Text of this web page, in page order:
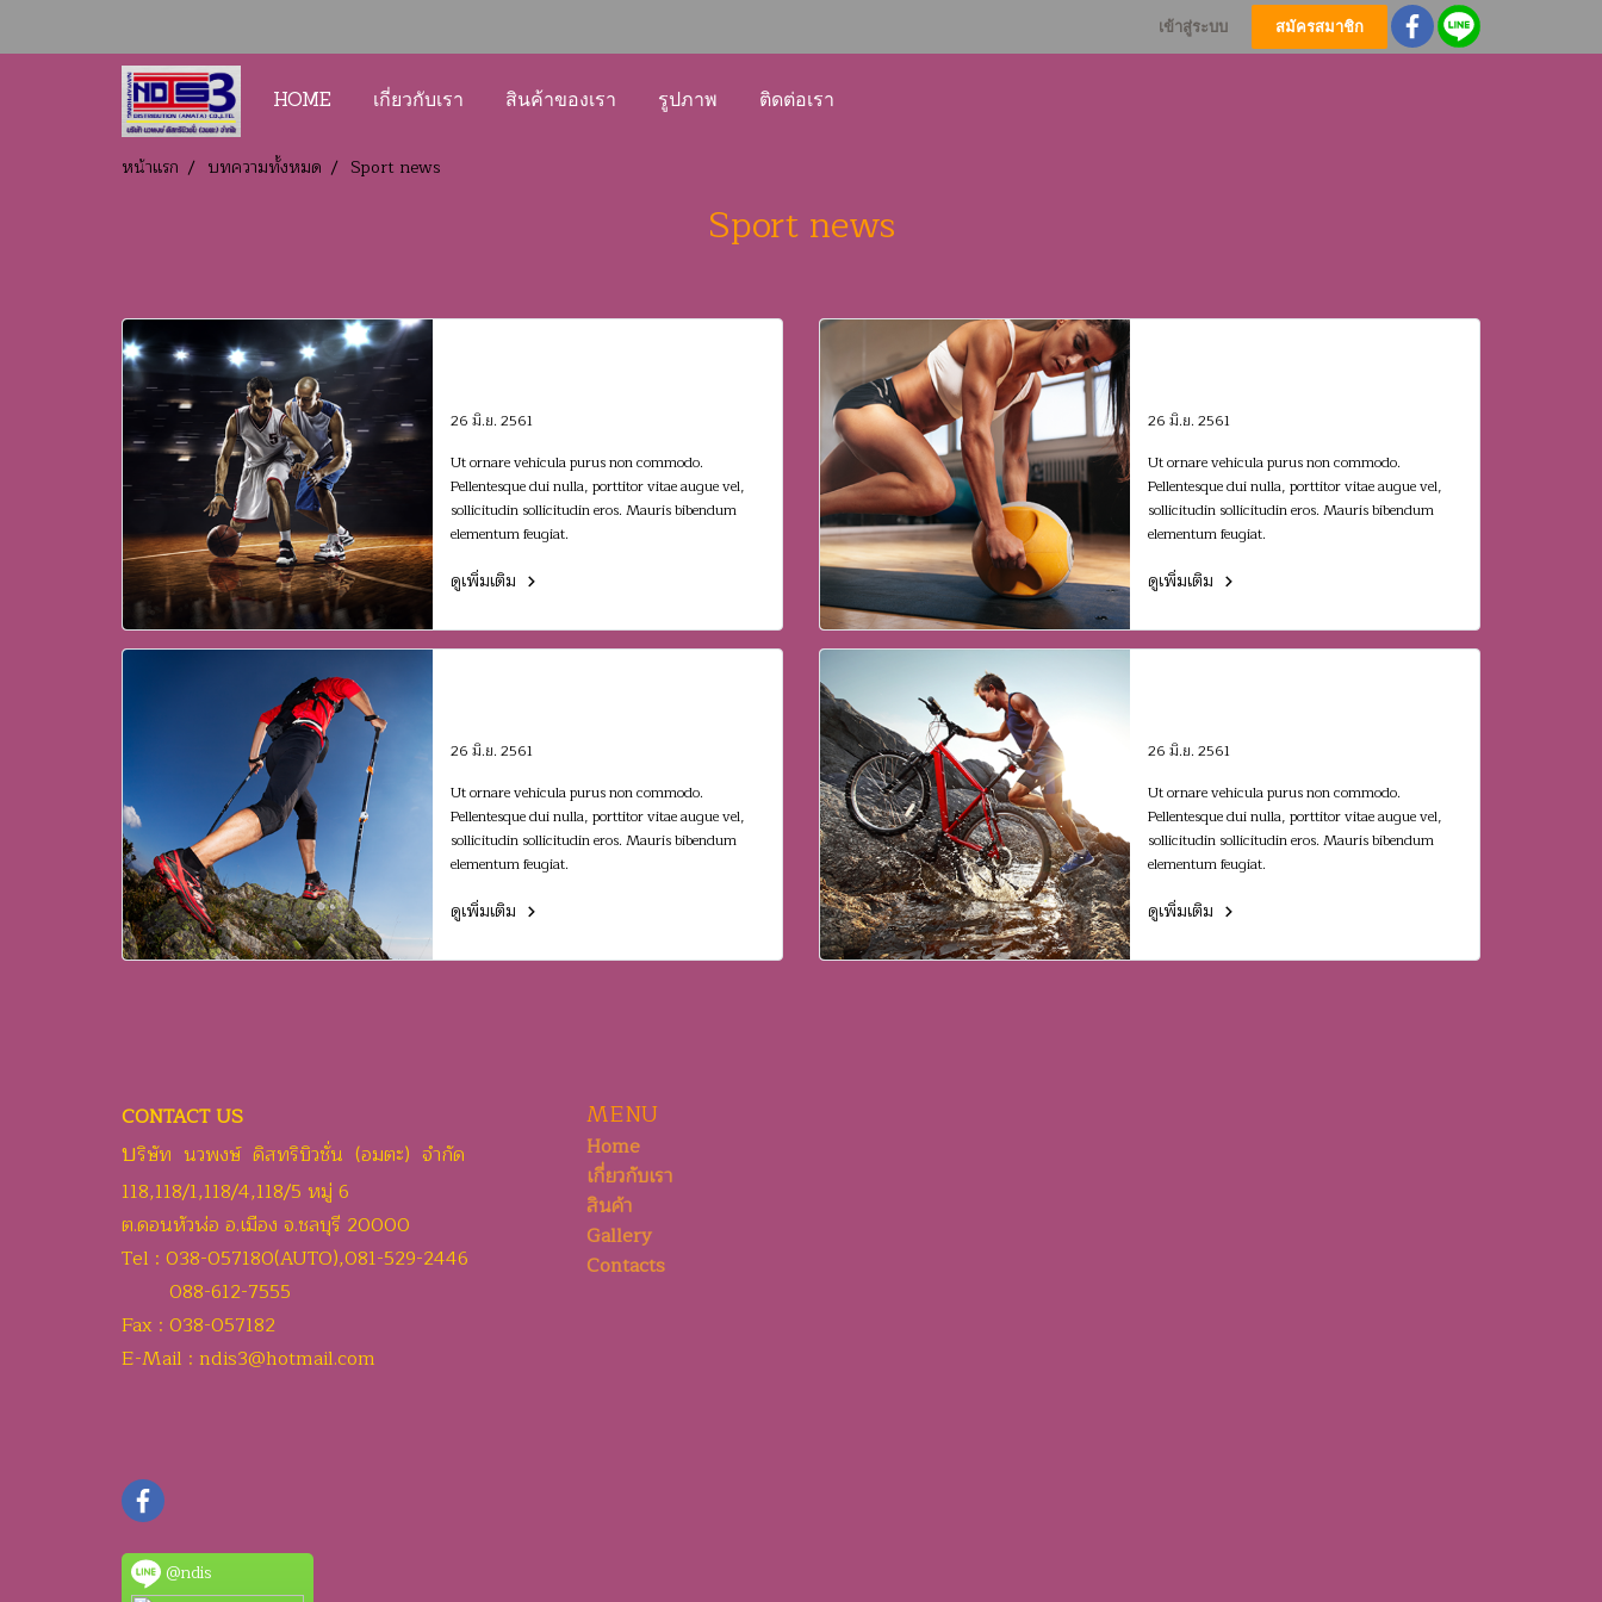
เข้าสู่ระบบ สมัครสมาชิก
HOME เกี่ยวกับเรา สินค้าของเรา รูปภาพ ติดต่อเรา
หน้าแรก บทความทั้งหมด Sport news
Sport news
congue
26 มิ.ย. 2561
Ut ornare vehicula purus non commodo.
Pellentesque dui nulla, porttitor vitae augue vel,
sollicitudin sollicitudin eros. Mauris bibendum
elementum feugiat.
ดูเพิ่มเติม
congue
26 มิ.ย. 2561
Ut ornare vehicula purus non commodo.
Pellentesque dui nulla, porttitor vitae augue vel,
sollicitudin sollicitudin eros. Mauris bibendum
elementum feugiat.
ดูเพิ่มเติม
congue
26 มิ.ย. 2561
Ut ornare vehicula purus non commodo.
Pellentesque dui nulla, porttitor vitae augue vel,
sollicitudin sollicitudin eros. Mauris bibendum
elementum feugiat.
ดูเพิ่มเติม
congue
26 มิ.ย. 2561
Ut ornare vehicula purus non commodo.
Pellentesque dui nulla, porttitor vitae augue vel,
sollicitudin sollicitudin eros. Mauris bibendum
elementum feugiat.
ดูเพิ่มเติม
CONTACT US
บริษัท นวพงษ์ ดิสทริบิวชั่น (อมตะ) จำกัด
118,118/1,118/4,118/5 หมู่ 6
ต.ดอนหัวฬ่อ อ.เมือง จ.ชลบุรี 20000
Tel : 038-057180(AUTO),081-529-2446
088-612-7555
Fax : 038-057182
E-Mail : ndis3@hotmail.com
@ndis
MENU
Home
เกี่ยวกับเรา
สินค้า
Gallery
Contacts